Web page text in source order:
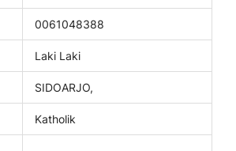
0061048388
Laki Laki
SIDOARJO,
Katholik